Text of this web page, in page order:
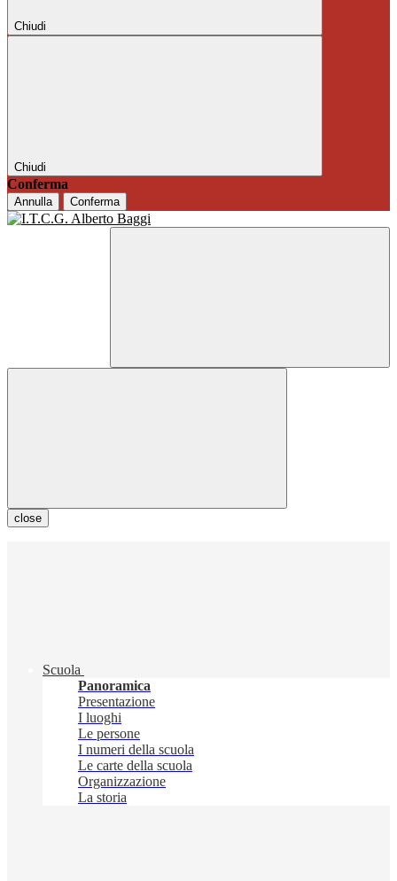
Chiudi
Chiudi
Conferma
Annulla Conferma
close
Scuola
Panoramica
Presentazione
I luoghi
Le persone
I numeri della scuola
Le carte della scuola
Organizzazione
La storia